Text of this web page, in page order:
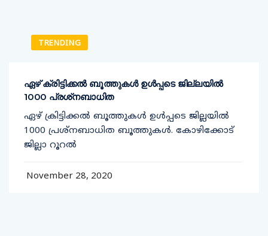
TRENDING
ഏഴ് ക്രിട്ടിക്കല്‍ ബൂത്തുകള്‍ ഉള്‍പ്പടെ ജില്ലയില്‍
1000 പ്രശ്‌നബാധിത
ഏഴ് ക്രിട്ടിക്കല്‍ ബൂത്തുകള്‍ ഉള്‍പ്പടെ ജില്ലയില്‍
1000 പ്രശ്‌നബാധിത ബൂത്തുകള്‍. കോഴിക്കോട്
ജില്ലാ റൂറല്‍
November 28, 2020